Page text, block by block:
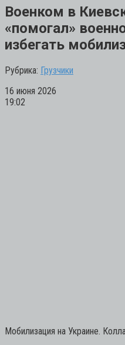
Военком в
«помогал»
избегать
Рубрика: Грузчики
16 июня 2026
19:02
Мобилизация на Украине.